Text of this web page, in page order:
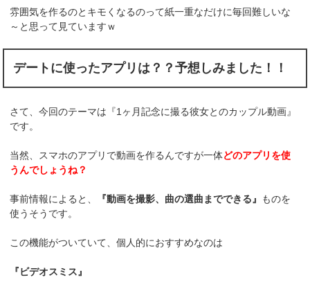
雰囲気を作るのとキモくなるのって紙一重なだけに毎回難しいな
～と思って見ていますｗ
デートに使ったアプリは？？予想しみました！！
さて、今回のテーマは『1ヶ月記念に撮る彼女とのカップル動画』
です。
当然、スマホのアプリで動画を作るんですが一体どのアプリを使
うんでしょうね？
事前情報によると、 『動画を撮影、曲の選曲までできる』 ものを
使うそうです。
この機能がついていて、個人的におすすめなのは
『ビデオスミス』